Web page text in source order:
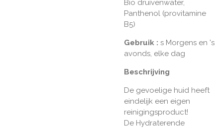
Bio druivenwater,
Panthenol (provitamine
B5)
Gebruik : s Morgens en 's
avonds, elke dag
Beschrijving
De gevoelige huid heeft
eindelijk een eigen
reinigingsproduct!
De Hydraterende